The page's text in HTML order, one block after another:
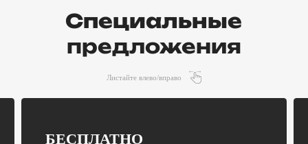
Специальные
предложения
Листайте влево/вправо
БЕСПЛАТНО